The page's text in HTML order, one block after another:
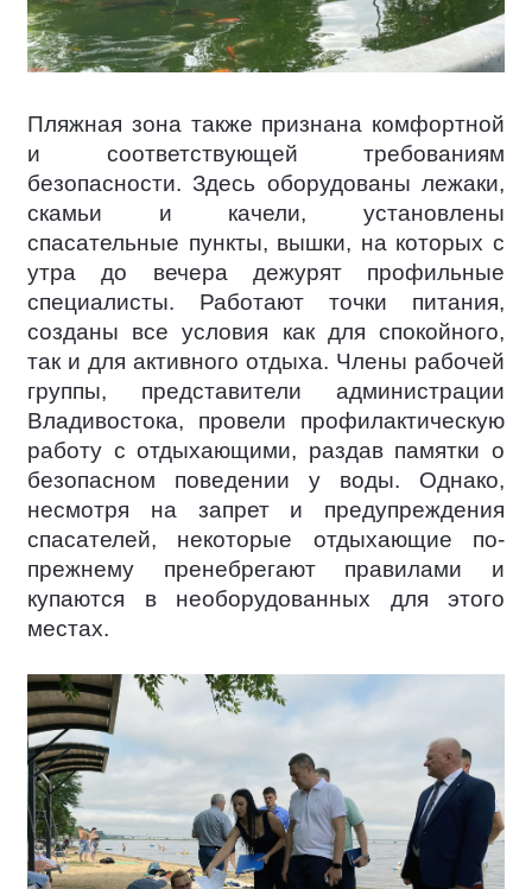
Пляжная зона также признана комфортной
и соответствующей требованиям
безопасности. Здесь оборудованы лежаки,
скамьи и качели, установлены
спасательные пункты, вышки, на которых с
утра до вечера дежурят профильные
специалисты. Работают точки питания,
созданы все условия как для спокойного,
так и для активного отдыха. Члены рабочей
группы, представители администрации
Владивостока, провели профилактическую
работу с отдыхающими, раздав памятки о
безопасном поведении у воды. Однако,
несмотря на запрет и предупреждения
спасателей, некоторые отдыхающие по-
прежнему пренебрегают правилами и
купаются в необорудованных для этого
местах.